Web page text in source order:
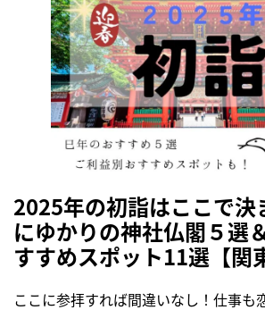
2025年の初詣はここで決
にゆかりの神社仏閣５選
すすめスポット11選【関
ここに参拝すれば間違いなし！仕事も